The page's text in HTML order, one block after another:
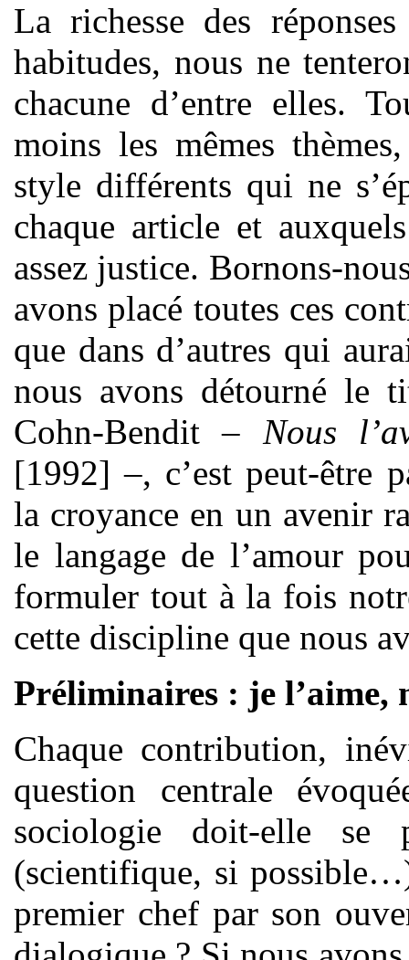
La richesse des
habitudes, nous ne
chacune d’entre elles.
moins les mêmes
style différents qui ne
chaque article et
assez justice. Bornons-
avons placé toutes ces
que dans d’autres qui
nous avons détourné le
Cohn-Bendit – Nous
[1992] –, c’est peut-être
la croyance en un avenir
le langage de l’amour
formuler tout à la fois
cette discipline que nous
Préliminaires : je l’aime,
Chaque contribution,
question centrale
sociologie doit-elle se
(scientifique, si
premier chef par son